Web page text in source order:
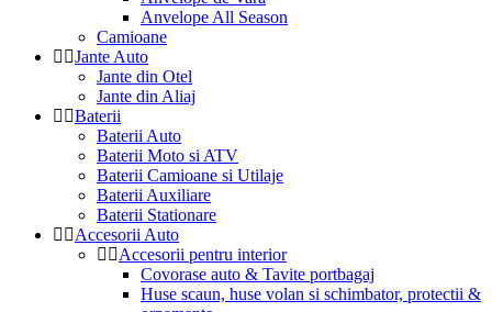
Anvelope All Season
Camioane
Jante Auto
Jante din Otel
Jante din Aliaj
Baterii
Baterii Auto
Baterii Moto si ATV
Baterii Camioane si Utilaje
Baterii Auxiliare
Baterii Stationare
Accesorii Auto
Accesorii pentru interior
Covorase auto & Tavite portbagaj
Huse scaun, huse volan si schimbator, protectii &